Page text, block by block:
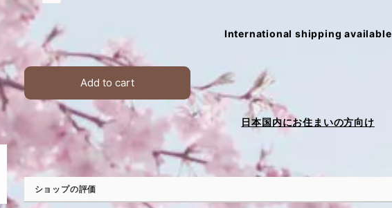
International shipping available
Add to cart
日本国内にお住まいの方向け
ショップの評価